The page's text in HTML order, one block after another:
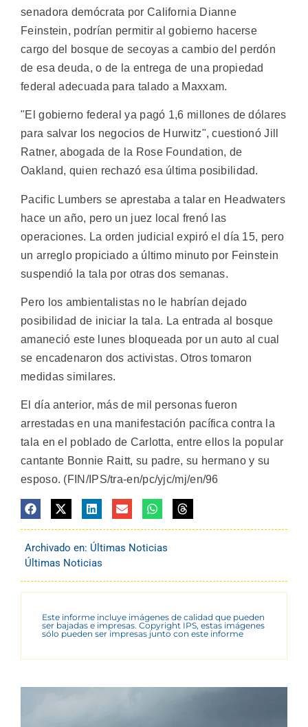
senadora demócrata por California Dianne
Feinstein, podrían permitir al gobierno hacerse
cargo del bosque de secoyas a cambio del perdón
de esa deuda, o de la entrega de una propiedad
federal adecuada para talado a Maxxam.
"El gobierno federal ya pagó 1,6 millones de dólares
para salvar los negocios de Hurwitz", cuestionó Jill
Ratner, abogada de la Rose Foundation, de
Oakland, quien rechazó esa última posibilidad.
Pacific Lumbers se aprestaba a talar en Headwaters
hace un año, pero un juez local frenó las
operaciones. La orden judicial expiró el día 15, pero
un arreglo propiciado a último minuto por Feinstein
suspendió la tala por otras dos semanas.
Pero los ambientalistas no le habrían dejado
posibilidad de iniciar la tala. La entrada al bosque
amaneció este lunes bloqueada por un auto al cual
se encadenaron dos activistas. Otros tomaron
medidas similares.
El día anterior, más de mil personas fueron
arrestadas en una manifestación pacífica contra la
tala en el poblado de Carlotta, entre ellos la popular
cantante Bonnie Raitt, su padre, su hermano y su
esposo. (FIN/IPS/tra-en/pc/yjc/mj/en/96
Archivado en: Últimas Noticias
Últimas Noticias
Este informe incluye imágenes de calidad que pueden
ser bajadas e impresas. Copyright IPS, estas imágenes
sólo pueden ser impresas junto con este informe